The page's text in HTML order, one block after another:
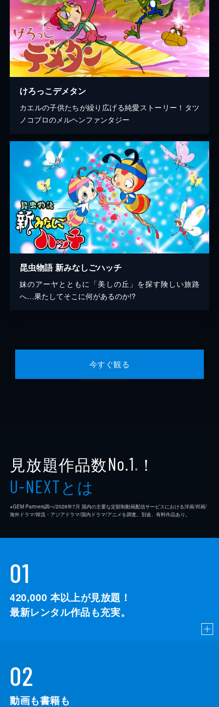
けろっこデメタン
カエルの子供たちが繰り広げる純愛ストーリー！タツ
ノコプロのメルヘンファンタジー
昆虫物語 新みなしごハッチ
妹のアーヤとともに「美しの丘」を探す険しい旅路
へ…果たしてそこに何があるのか!?
今すぐ観る
見放題作品数No.1 ※ ！
U-NEXTとは
※GEM Partners調べ/2026年7⽉ 国内の主要な定額制動画配信サービスにおける洋画/邦画/
海外ドラマ/韓流・アジアドラマ/国内ドラマ/アニメを調査。別途、有料作品あり。
01
420,000 本以上が見放題！
最新レンタル作品も充実。
02
動画も書籍も